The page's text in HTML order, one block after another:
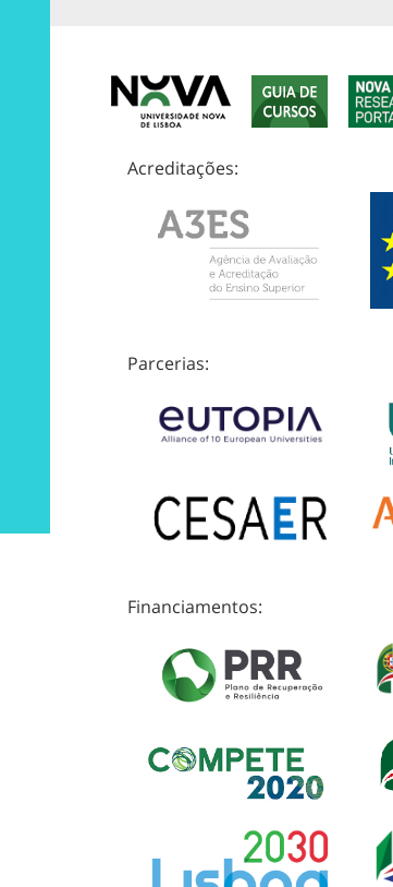
Acreditações:
Parcerias:
Financiamentos: